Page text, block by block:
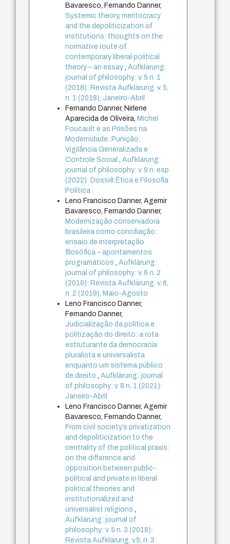
Bavaresco, Fernando Danner,
Systemic theory, meritocracy
and the depoliticization of
institutions: thoughts on the
normative route of
contemporary liberal political
theory – an essay,Aufklärung:
journal of philosophy: v. 5 n. 1
(2018): Revista Aufklärung. v. 5,
n. 1 (2018), Janeiro-Abril
Fernando Danner, Nirlene
Aparecida de Oliveira, Michel
Foucault e as Prisões na
Modernidade: Punição,
Vigilância Generalizada e
Controle Social,Aufklärung:
journal of philosophy: v. 9 n. esp
(2022): Dossiê Ética e Filosofia
Política
Leno Francisco Danner, Agemir
Bavaresco, Fernando Danner,
Modernização conservadora
brasileira como conciliação:
ensaio de interpretação
filosófica – apontamentos
programáticos,Aufklärung:
journal of philosophy: v. 6 n. 2
(2019): Revista Aufklärung. v. 6,
n. 2 (2019), Maio-Agosto
Leno Francisco Danner,
Fernando Danner,
Judicialização da política e
politização do direito: a rota
estruturante da democracia
pluralista e universalista
enquanto um sistema público
de direito,Aufklärung: journal
of philosophy: v. 8 n. 1 (2021):
Janeiro-Abril
Leno Francisco Danner, Agemir
Bavaresco, Fernando Danner,
From civil society’s privatization
and depoliticization to the
centrality of the political praxis:
on the difference and
opposition between public-
political and private in liberal
political theories and
institutionalized and
universalist religions,
Aufklärung: journal of
philosophy: v. 5 n. 3 (2018):
Revista Aufklärung. v.5, n. 3